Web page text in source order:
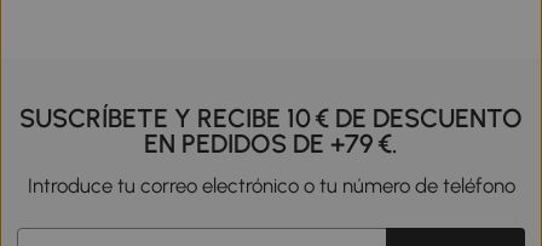
SUSCRÍBETE Y RECIBE 10 € DE DESCUENTO
EN PEDIDOS DE +79 €.
Introduce tu correo electrónico o tu número de teléfono